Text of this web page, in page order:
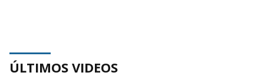
ÚLTIMOS VIDEOS